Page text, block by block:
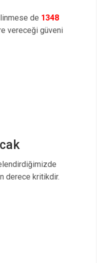
de 1348
vereceği güveni
derece kritikdir.